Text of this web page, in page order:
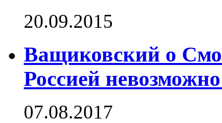
20.09.2015
Ващиковский о
Россией
07.08.2017